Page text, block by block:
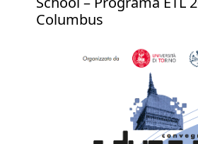
Columbus